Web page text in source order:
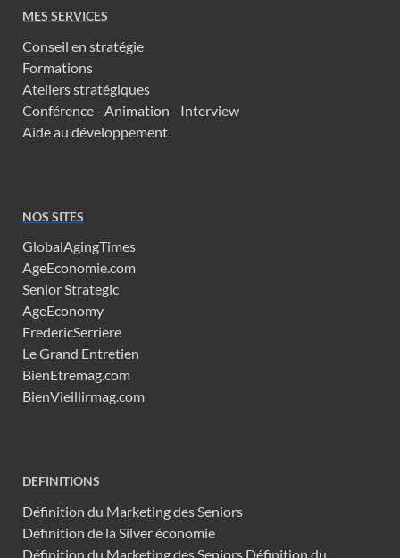
MES SERVICES
Conseil en stratégie
Formations
Ateliers stratégiques
Conférence - Animation - Interview
Aide au développement
NOS SITES
GlobalAgingTimes
AgeEconomie.com
Senior Strategic
AgeEconomy
FredericSerriere
Le Grand Entretien
BienEtremag.com
BienVieillirmag.com
DEFINITIONS
Définition du Marketing des Seniors
Définition de la Silver économie
Définition du Marketing des Seniors Définition du